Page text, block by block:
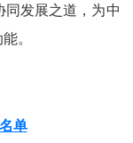
发展之道，为中
。
单